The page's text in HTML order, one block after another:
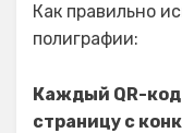
Как правильно
полиграфии:
Каждый QR-
страницу с